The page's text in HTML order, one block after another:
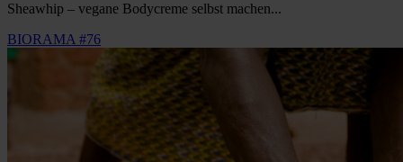
Sheawhip – vegane Bodycreme selbst machen...
BIORAMA #76